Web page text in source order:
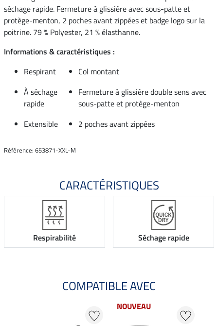
séchage rapide. Fermeture à glissière avec sous-patte et
protège-menton, 2 poches avant zippées et badge logo sur la
poitrine. 79 % Polyester, 21 % élasthanne.
Informations & caractéristiques :
Respirant
Col montant
À séchage
rapide
Fermeture à glissière double sens avec
sous-patte et protège-menton
Extensible
2 poches avant zippées
Référence: 653871-XXL-M
CARACTÉRISTIQUES
Respirabilité Séchage rapide
COMPATIBLE AVEC
NOUVEAU